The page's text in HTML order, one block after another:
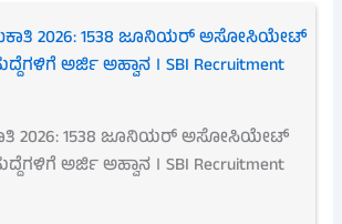
2026: 1538 ಜೂನಿಯರ್ ಅಸೋಸಿಯೇಟ್
ಅರ್ಜಿ ಅಹ್ವಾನ । SBI Recruitment